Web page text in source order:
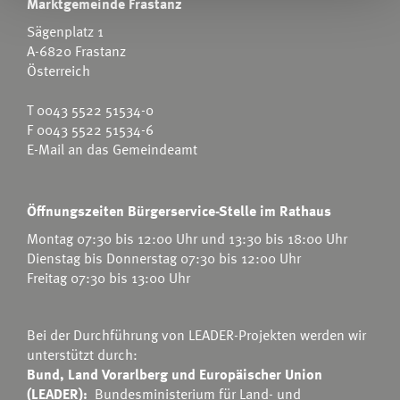
Sägenplatz 1
A-6820 Frastanz
Österreich
T0043 5522 51534-0
F 0043 5522 51534-6
E-Mail an das Gemeindeamt
Öffnungszeiten Bürgerservice-Stelle im Rathaus
Montag 07:30 bis 12:00 Uhr und 13:30 bis 18:00 Uhr
Dienstag bis Donnerstag 07:30 bis 12:00 Uhr
Freitag 07:30 bis 13:00 Uhr
Bei der Durchführung von LEADER-Projekten werden wir
unterstützt durch:
Bund, Land Vorarlberg und Europäischer Union
(LEADER): Bundesministerium für Land- und